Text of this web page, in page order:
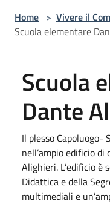
Home > Vivere il
Scuola elementare
Scuola
Dante
Il plesso Capoluogo-
nell’ampio edificio
Alighieri. L’edificio è
Didattica e della
multimediali e